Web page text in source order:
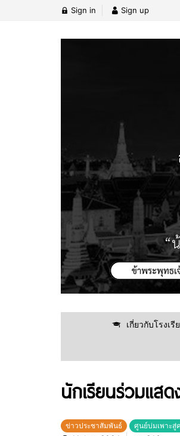
Sign in Sign up
เกี่ยวกับโรงเรี
นักเรียนร่วมแส
ข่าวประชาสัมพันธ์ ศูนย์บ่มเพาะสู่